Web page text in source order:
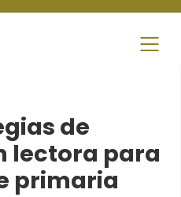
de
lectora para
primaria